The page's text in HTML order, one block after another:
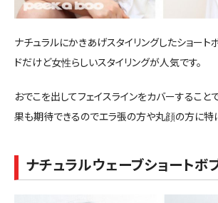
ナチュラルにかきあげスタイリングしたショート
ドだけど女性らしいスタイリングが人気です。
おでこを出してフェイスラインをカバーするこ
果も期待できるのでエラ張の方や丸顔の方に特
ナチュラルウェーブショートボ